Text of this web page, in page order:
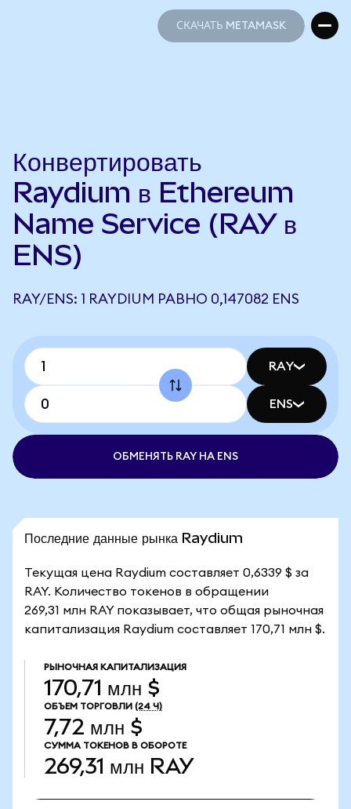
СКАЧАТЬ METAMASK
Конвертировать
Raydium в Ethereum
Name Service (RAY в
ENS)
RAY/ENS: 1 RAYDIUM РАВНО 0,147082 ENS
RAY
ENS
ОБМЕНЯТЬ RAY НА ENS
Последние данные рынка Raydium
Текущая цена Raydium составляет 0,6339 $ за
RAY. Количество токенов в обращении
269,31 млн RAY показывает, что общая рыночная
капитализация Raydium составляет 170,71 млн $.
РЫНОЧНАЯ КАПИТАЛИЗАЦИЯ
170,71 млн $
ОБЪЕМ ТОРГОВЛИ (24 Ч)
7,72 млн $
СУММА ТОКЕНОВ В ОБОРОТЕ
269,31 млн RAY